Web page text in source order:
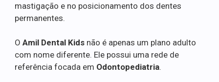
mastigação e no posicionamento dos dentes
permanentes.
O Amil Dental Kids não é apenas um plano adulto
com nome diferente. Ele possui uma rede de
referência focada em Odontopediatria.